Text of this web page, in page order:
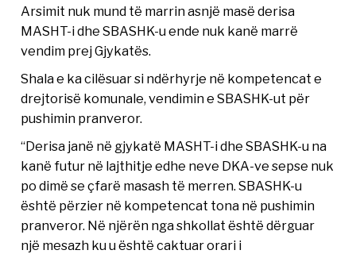
Arsimit nuk mund të marrin asnjë masë derisa
MASHT-i dhe SBASHK-u ende nuk kanë marrë
vendim prej Gjykatës.
Shala e ka cilësuar si ndërhyrje në kompetencat e
drejtorisë komunale, vendimin e SBASHK-ut për
pushimin pranveror.
“Derisa janë në gjykatë MASHT-i dhe SBASHK-u na
kanë futur në lajthitje edhe neve DKA-ve sepse nuk
po dimë se çfarë masash të merren. SBASHK-u
është përzier në kompetencat tona në pushimin
pranveror. Në njërën nga shkollat është dërguar
një mesazh ku u është caktuar orari i